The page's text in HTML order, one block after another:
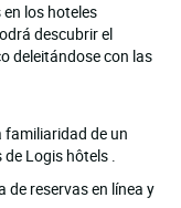
los hoteles
descubrir el
deleitándose con las
de un
Logis hôtels .
de reservas en línea y